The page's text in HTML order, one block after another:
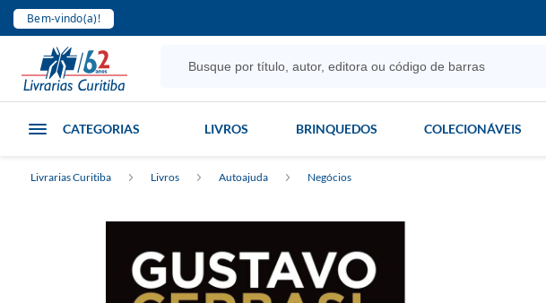
Bem-vindo(a)!
CATEGORIAS LIVROS BRINQUEDOS COLECIONÁVEIS
Livrarias Curitiba Livros Autoajuda Negócios